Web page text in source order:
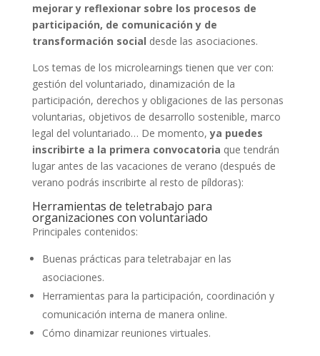
mejorar y reflexionar sobre los procesos de
participación, de comunicación y de
transformación social desde las asociaciones.
Los temas de los microlearnings tienen que ver con:
gestión del voluntariado, dinamización de la
participación, derechos y obligaciones de las personas
voluntarias, objetivos de desarrollo sostenible, marco
legal del voluntariado… De momento,ya puedes
inscribirte a la primera convocatoria que tendrán
lugar antes de las vacaciones de verano (después de
verano podrás inscribirte al resto de píldoras):
Herramientas de teletrabajo para
organizaciones con voluntariado
Principales contenidos:
Buenas prácticas para teletrabajar en las
asociaciones.
Herramientas para la participación, coordinación y
comunicación interna de manera online.
Cómo dinamizar reuniones virtuales.